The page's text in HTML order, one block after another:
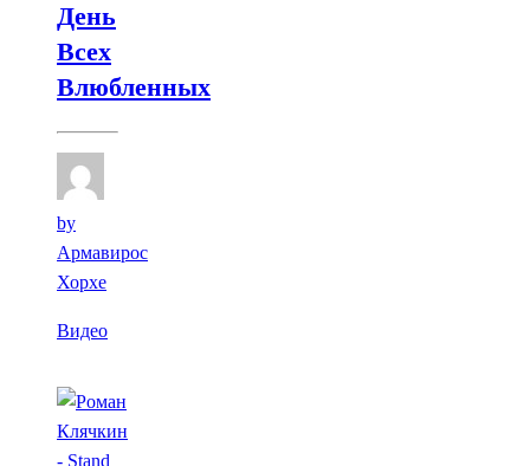
День
Всех
Влюбленных
by
Армавирос
Хорхе
Видео